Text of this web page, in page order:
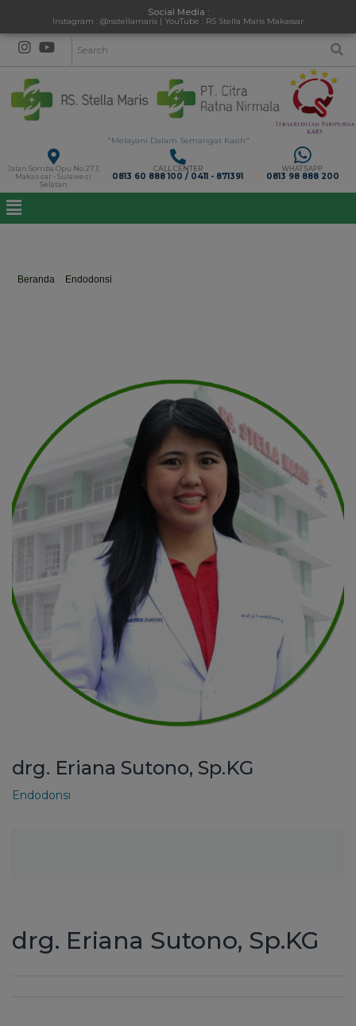
Social Media :
Instagram : @rsstellamaris | YouTube : RS Stella Maris Makassar
"Melayani Dalam Semangat Kasih"
Jalan Somba Opu No 273,
Makassar - Sulawesi
Selatan
CALL CENTER
0813 60 888 100 / 0411 - 871391
WHATSAPP
0813 98 888 200
Beranda Endodonsi
drg. Eriana Sutono, Sp.KG
Endodonsi
drg. Eriana Sutono, Sp.KG